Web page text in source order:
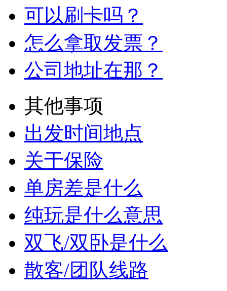
可以刷卡吗？
怎么拿取发票？
公司地址在那？
其他事项
出发时间地点
关于保险
单房差是什么
纯玩是什么意思
双飞/双卧是什么
散客/团队线路